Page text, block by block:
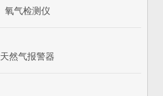
氧气检测仪
天然气报警器